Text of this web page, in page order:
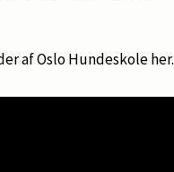
af Oslo Hundeskole her.